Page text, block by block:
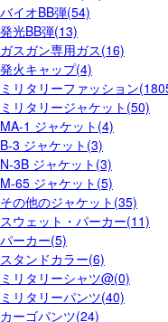
バイオBB弾(54)
発光BB弾(13)
ガスガン専用ガス(16)
発火キャップ(4)
ミリタリーファッション
ミリタリージャケット(50)
MA-1 ジャケット(4)
B-3 ジャケット(3)
N-3B ジャケット(3)
M-65 ジャケット(5)
その他のジャケット(35)
スウェット・パーカー(11)
パーカー(5)
スタンドカラー(6)
ミリタリーシャツ@(0)
ミリタリーパンツ(40)
カーゴパンツ(24)